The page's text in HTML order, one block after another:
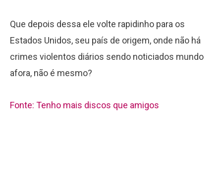
Que depois dessa ele volte rapidinho para os
Estados Unidos, seu país de origem, onde não há
crimes violentos diários sendo noticiados mundo
afora, não é mesmo?
Fonte: Tenho mais discos que amigos